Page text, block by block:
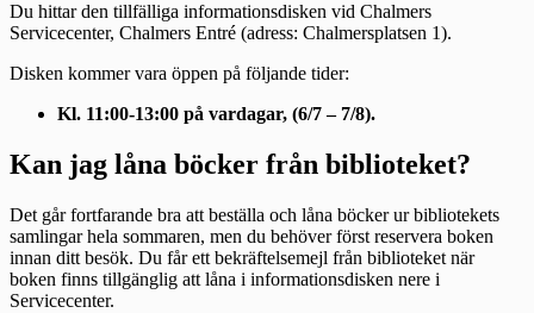
Du hittar den tillfälliga informationsdisken vid Chalmers
Servicecenter, Chalmers Entré (adress: Chalmersplatsen 1).
Disken kommer vara öppen på följande tider:
Kl. 11:00-13:00 på vardagar, (6/7 – 7/8).
Kan jag låna böcker från biblioteket?
Det går fortfarande bra att beställa och låna böcker ur bibliotekets
samlingar hela sommaren, men du behöver först reservera boken
innan ditt besök. Du får ett bekräftelsemejl från biblioteket när
boken finns tillgänglig att låna i informationsdisken nere i
Servicecenter.